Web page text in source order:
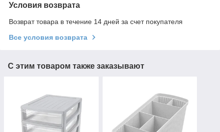
Условия возврата
Возврат товара в течение 14 дней за счет покупателя
Все условия возврата
С этим товаром также заказывают